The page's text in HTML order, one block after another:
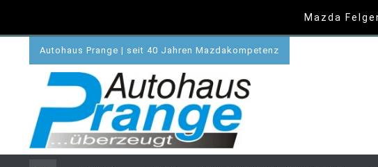
Mazda
Autohaus Prange | seit 40 Jahren Mazdakompetenz